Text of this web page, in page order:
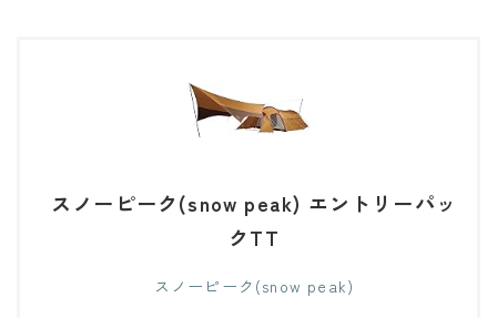
スノーピーク(snow peak) エントリーパッ
クTT
スノーピーク(snow peak)